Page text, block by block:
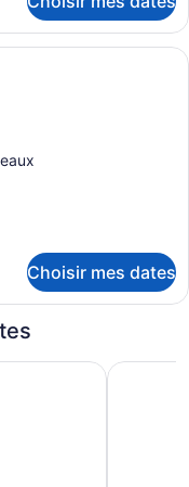
espace de travail pour
Choisir mes dates
Hilton